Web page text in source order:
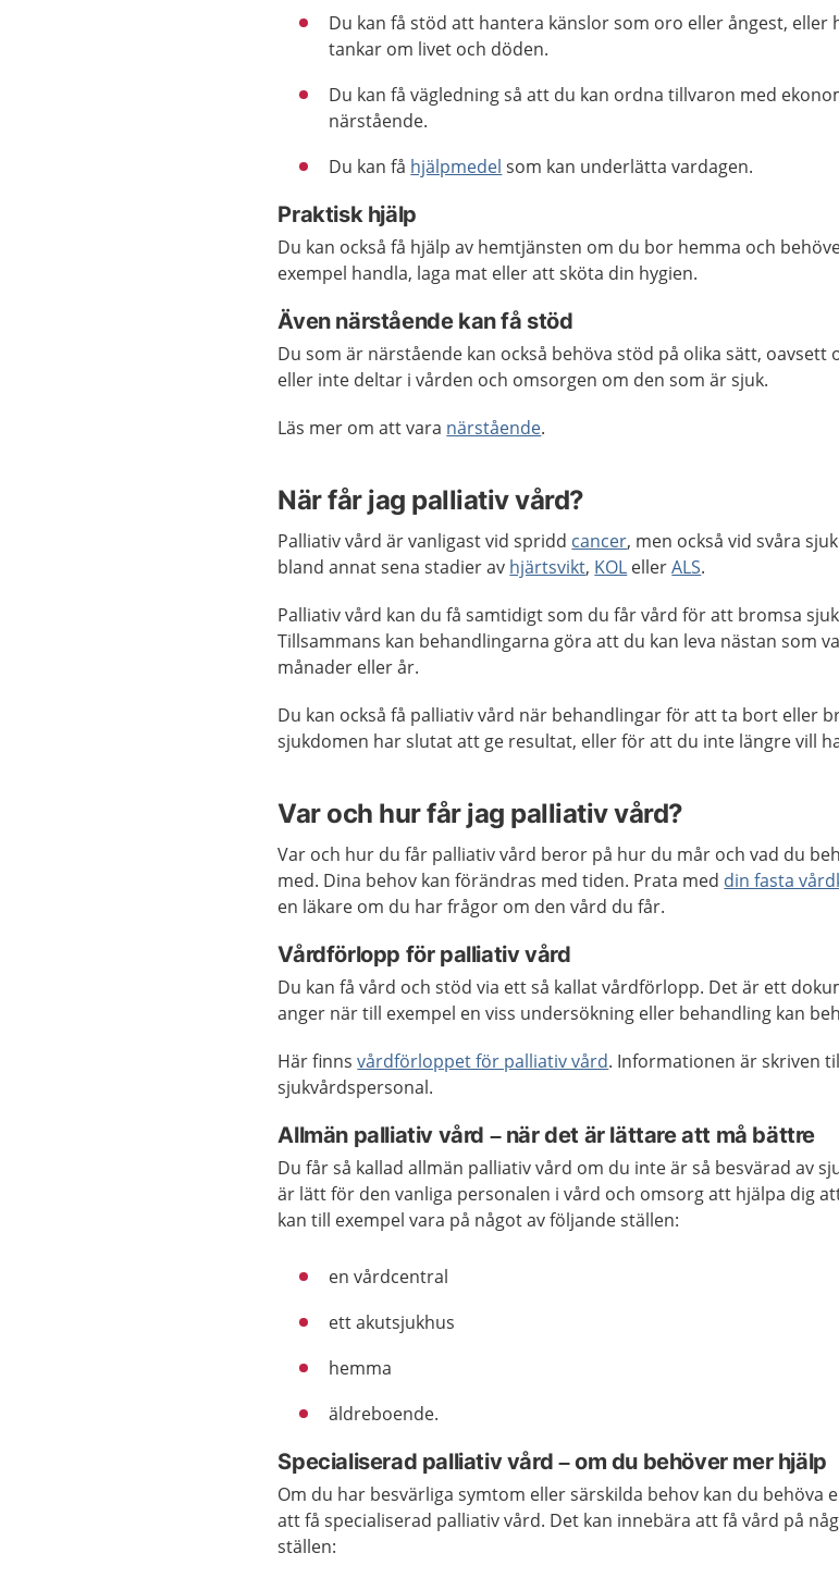
Du kan få stöd att hantera känslor som oro eller ångest, eller
tankar om livet och döden.
Du kan få vägledning så att du kan ordna tillvaron med
närstående.
Du kan få hjälpmedel som kan underlätta vardagen.
Praktisk hjälp
Du kan också få hjälp av hemtjänsten om du bor hemma och
exempel handla, laga mat eller att sköta din hygien.
Även närstående kan få stöd
Du som är närstående kan också behöva stöd på olika sätt, oavsett
eller inte deltar i vården och omsorgen om den som är sjuk.
Läs mer om att vara närstående.
När får jag palliativ vård?
Palliativ vård är vanligast vid spridd cancer, men också vid svåra
bland annat sena stadier av hjärtsvikt, KOL ellerALS.
Palliativ vård kan du få samtidigt som du får vård för att bromsa
Tillsammans kan behandlingarna göra att du kan leva nästan som
månader eller år.
Du kan också få palliativ vård när behandlingar för att ta bort eller
sjukdomen har slutat att ge resultat, eller för att du inte längre vill
Var och hur får jag palliativ vård?
Var och hur du får palliativ vård beror på hur du mår och vad du
med. Dina behov kan förändras med tiden. Prata med din fasta
en läkare om du har frågor om den vård du får.
Vårdförlopp för palliativ vård
Du kan få vård och stöd via ett så kallat vårdförlopp. Det är ett
anger när till exempel en viss undersökning eller behandling kan
Här finnsvårdförloppet för palliativ vård. Informationen är skriven
sjukvårdspersonal.
Allmän palliativ vård – när det är lättare att må bättre
Du får så kallad allmän palliativ vård om du inte är så besvärad av
är lätt för den vanliga personalen i vård och omsorg att hjälpa dig
kan till exempel vara på något av följande ställen:
en vårdcentral
ett akutsjukhus
hemma
äldreboende.
Specialiserad palliativ vård – om du behöver mer hjälp
Om du har besvärliga symtom eller särskilda behov kan du behöva
att få specialiserad palliativ vård. Det kan innebära att få vård på
ställen: